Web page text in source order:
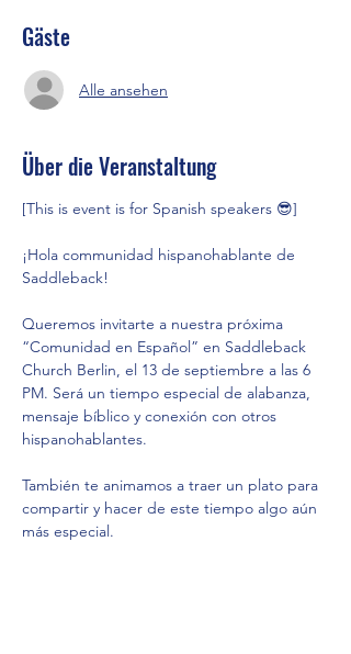
Gäste
Alle ansehen
Über die Veranstaltung
[This is event is for Spanish speakers 😎]
¡Hola communidad hispanohablante de
Saddleback!
Queremos invitarte a nuestra próxima
“Comunidad en Español” en Saddleback
Church Berlin, el 13 de septiembre a las 6
PM. Será un tiempo especial de alabanza,
mensaje bíblico y conexión con otros
hispanohablantes.
También te animamos a traer un plato para
compartir y hacer de este tiempo algo aún
más especial.